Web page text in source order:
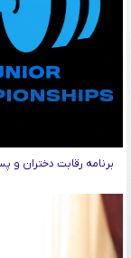
برنامه رقابت دختران و